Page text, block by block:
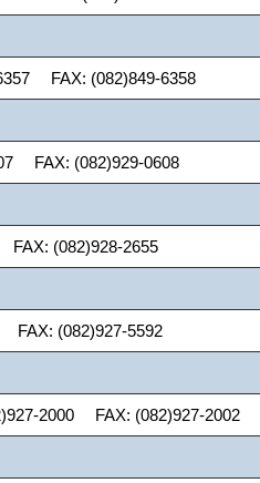
FAX: (082)849-6358
FAX: (082)929-0608
(082)928-2655
(082)927-5592
2000 FAX: (082)927-2002